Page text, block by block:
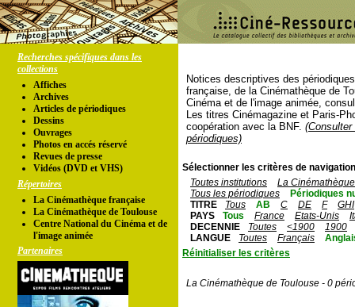
Recherches spécifiques dans les
collections
Affiches
Archives
Articles de périodiques
Dessins
Ouvrages
Photos en accés réservé
Revues de presse
Vidéos (DVD et VHS)
Répertoires
La Cinémathèque française
La Cinémathèque de Toulouse
Centre National du Cinéma et de
l'image animée
Partenaires
Notices descriptives des
française, de la Cinémathèque de
Cinéma et de l'image animée,
Les titres Cinémagazine et Paris-
coopération avec la BNF.
périodiques)
Sélectionner les critères de
Toutes institutions
La
Tous les périodiques
Périodiques
TITRE
Tous AB C DE F
GHI
PAYS
Tous France Etats-Unis
DECENNIE
Toutes <1900
1900
LANGUE
Toutes Français
Réinitialiser les critères
La Cinémathèque de Toulouse - 0